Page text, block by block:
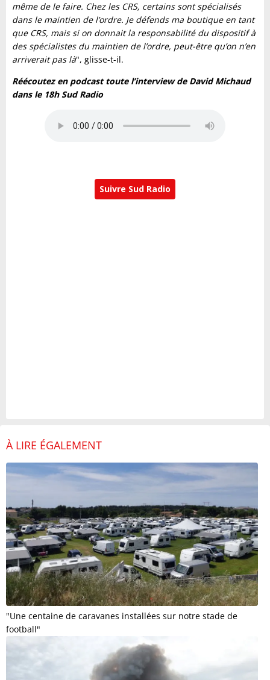
même de le faire. Chez les CRS, certains sont spécialisés
dans le maintien de l’ordre. Je défends ma boutique en tant
que CRS, mais si on donnait la responsabilité du dispositif à
des spécialistes du maintien de l’ordre, peut-être qu’on n’en
arriverait pas là", glisse-t-il.
Réécoutez en podcast toute l’interview de David Michaud
dans le 18h Sud Radio
Suivre Sud Radio
À LIRE ÉGALEMENT
"Une centaine de caravanes installées sur notre stade de
football"